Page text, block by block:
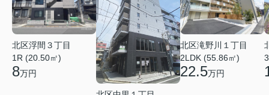
北区浮間３丁目
1R (20.50㎡)
8万円
北区滝野川１丁目
2LDK (55.86㎡)
22.5万円